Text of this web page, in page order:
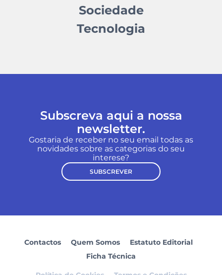
Sociedade
Tecnologia
Subscreva aqui a nossa
newsletter.
Gostaria de receber no seu email todas as
novidades sobre as categorias do seu
interese?
SUBSCREVER
Contactos Quem Somos
Estatuto Editorial
Ficha Técnica